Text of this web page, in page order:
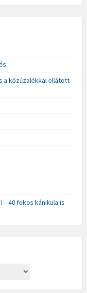
a kőzúzalékkal ellátott
40 fokos kánikula is